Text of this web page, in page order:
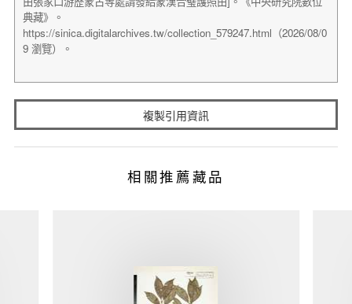
複製引用資訊
相關推薦藏品